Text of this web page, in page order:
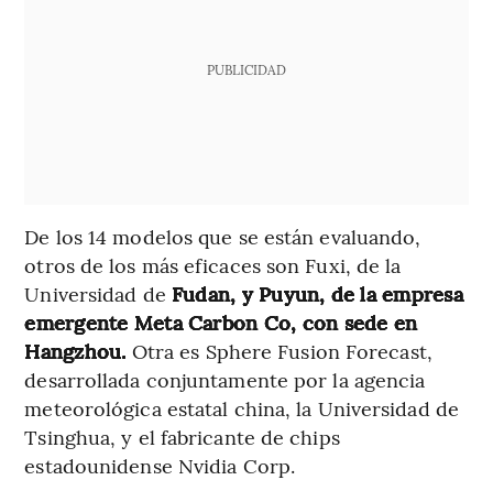
PUBLICIDAD
De los 14 modelos que se están evaluando,
otros de los más eficaces son Fuxi, de la
Universidad de Fudan, y Puyun, de la empresa
emergente Meta Carbon Co, con sede en
Hangzhou. Otra es Sphere Fusion Forecast,
desarrollada conjuntamente por la agencia
meteorológica estatal china, la Universidad de
Tsinghua, y el fabricante de chips
estadounidense Nvidia Corp.